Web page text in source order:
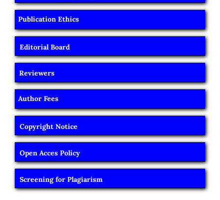
Publication Ethics
Editorial Board
Reviewers
Author Fees
Copyright Notice
Open Acces Policy
Screening for Plagiarism